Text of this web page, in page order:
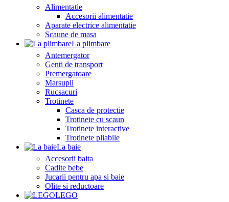
Alimentatie
Accesorii alimentatie
Aparate electrice alimentatie
Scaune de masa
La plimbare
Antemergator
Genti de transport
Premergatoare
Marsupii
Rucsacuri
Trotinete
Casca de protectie
Trotinete cu scaun
Trotinete interactive
Trotinete pliabile
La baie
Accesorii baita
Cadite bebe
Jucarii pentru apa si baie
Olite si reductoare
LEGO